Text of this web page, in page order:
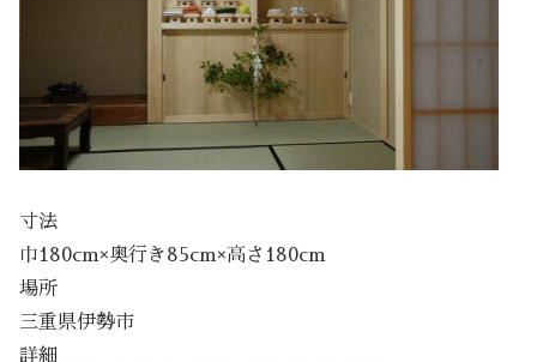
寸法
巾180cm×奥行き85cm×高さ180cm
場所
三重県伊勢市
詳細